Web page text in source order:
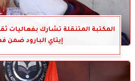
المكتبة المتنقلة تشارك بفعاليات
إيتاي البارود ضمن